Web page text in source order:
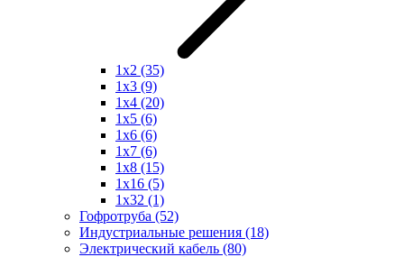
1x2 (35)
1x3 (9)
1x4 (20)
1x5 (6)
1x6 (6)
1x7 (6)
1x8 (15)
1x16 (5)
1x32 (1)
Гофротруба (52)
Индустриальные решения (18)
Электрический кабель (80)